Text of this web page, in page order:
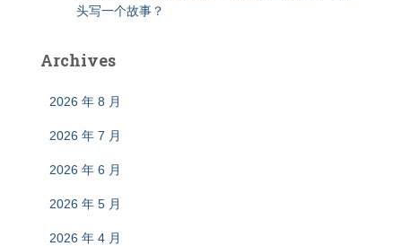
头写一个故事？
Archives
2026 年 8 月
2026 年 7 月
2026 年 6 月
2026 年 5 月
2026 年 4 月